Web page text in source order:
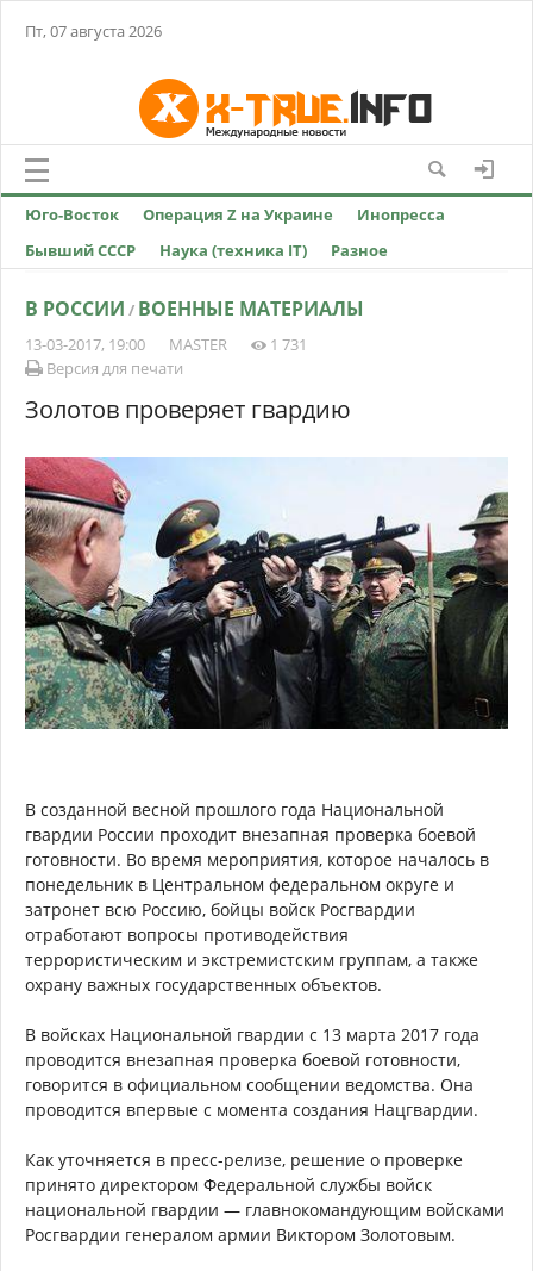
Пт, 07 августа 2026
Юго-Восток Операция Z на Украине
Инопресса
Бывший СССР
Наука (техника IT) Разное
В РОССИИ / ВОЕННЫЕ МАТЕРИАЛЫ
13-03-2017, 19:00 MASTER
1 731
Версия для печати
Золотов проверяет гвардию
В созданной весной прошлого года Национальной
гвардии России проходит внезапная проверка боевой
готовности. Во время мероприятия, которое началось в
понедельник в Центральном федеральном округе и
затронет всю Россию, бойцы войск Росгвардии
отработают вопросы противодействия
террористическим и экстремистским группам, а также
охрану важных государственных объектов.
В войсках Национальной гвардии с 13 марта 2017 года
проводится внезапная проверка боевой готовности,
говорится в официальном сообщении ведомства. Она
проводится впервые с момента создания Нацгвардии.
Как уточняется в пресс-релизе, решение о проверке
принято директором Федеральной службы войск
национальной гвардии — главнокомандующим войсками
Росгвардии генералом армии Виктором Золотовым.